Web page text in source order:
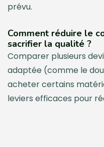
prévu.
Comment réduire le
sacrifier la qualité ?
Comparer plusieurs
adaptée (comme le
acheter certains
leviers efficaces pour